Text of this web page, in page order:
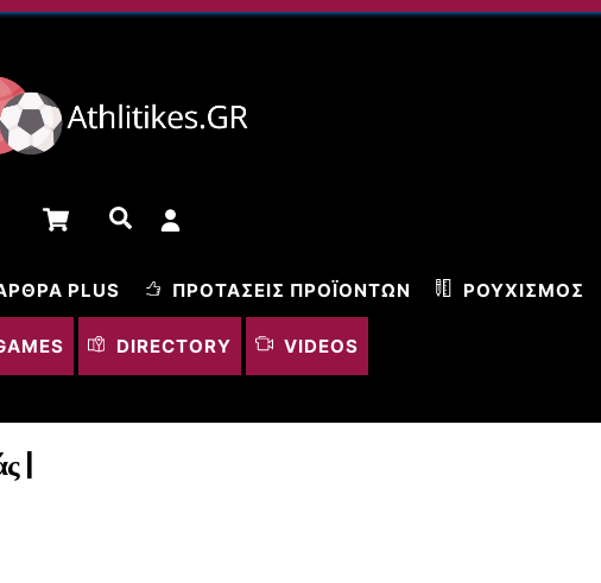
Cart Αναζήτηση
PLUS ΠΡΟΤΆΣΕΙΣ ΠΡΟΪΌΝΤΩΝ ΡΟΥΧΙΣΜΌΣ
DIRECTORY VIDEOS
|